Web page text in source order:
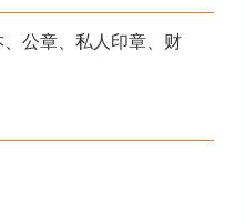
公章、私人印章、财